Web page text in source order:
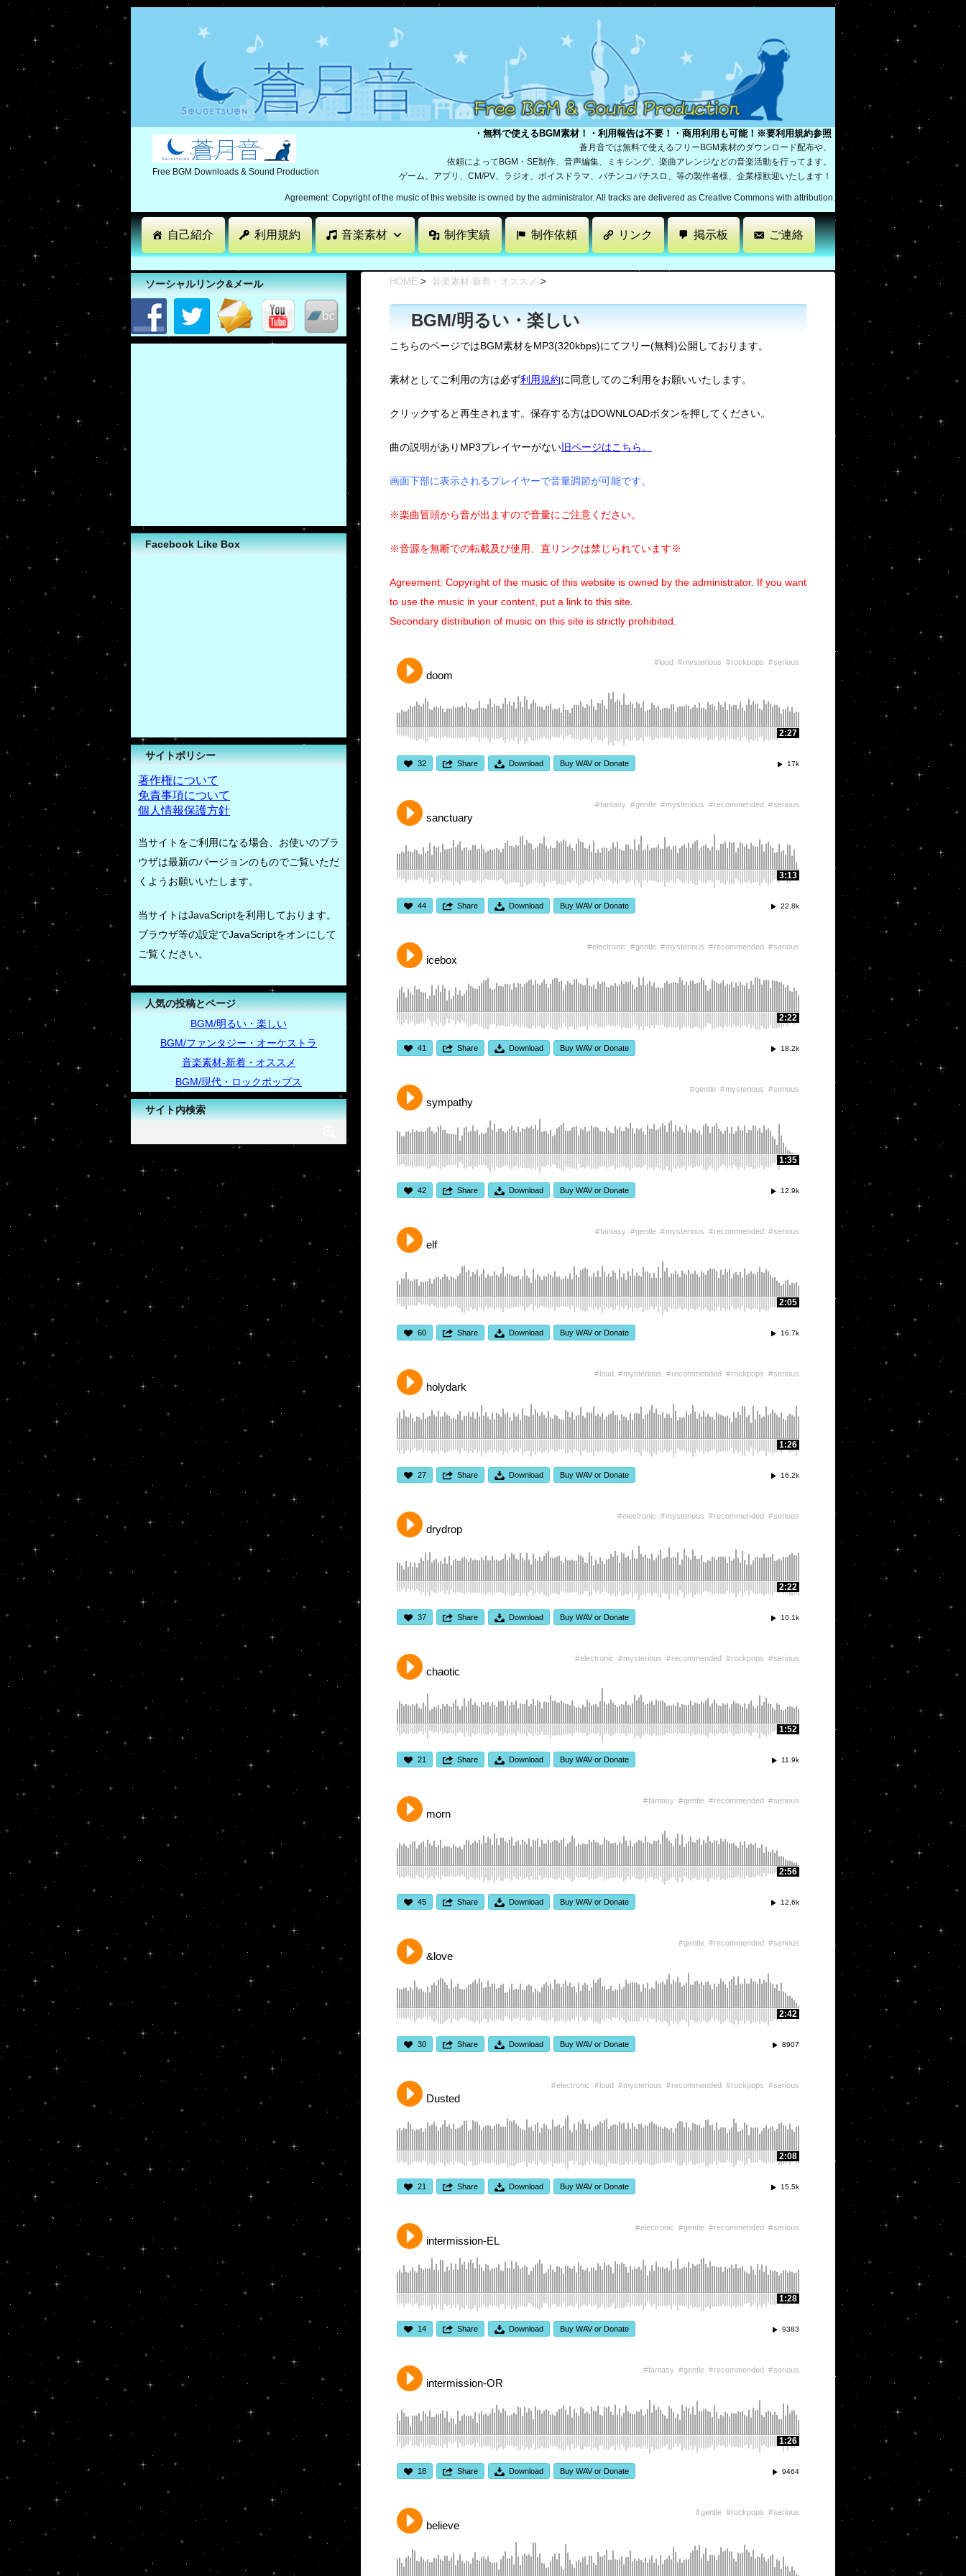
Free BGM Downloads & Sound Production
・無料で使えるBGM素材！・利用報告は不要！・商用利用も可能！※要利用規約参照
蒼月音では無料で使えるフリーBGM素材のダウンロード配布や、
依頼によってBGM・SE制作、音声編集、ミキシング、楽曲アレンジなどの音楽活動を行ってます。
ゲーム、アプリ、CM/PV、ラジオ、ボイスドラマ、パチンコパチスロ、等の製作者様、企業様歓迎いたします！
Agreement: Copyright of the music of this website is owned by the administrator. All tracks are delivered as Creative Commons with attribution.
自己紹介 利用規約 音楽素材 制作実績 制作依頼 リンク 掲示板 ご連絡
HOME > 音楽素材-新着・オススメ >
BGM/明るい・楽しい
こちらのページではBGM素材をMP3(320kbps)にてフリー(無料)公開しております。
素材としてご利用の方は必ず利用規約に同意してのご利用をお願いいたします。
クリックすると再生されます。保存する方はDOWNLOADボタンを押してください。
曲の説明がありMP3プレイヤーがない旧ページはこちら。
画面下部に表示されるプレイヤーで音量調節が可能です。
※楽曲冒頭から音が出ますので音量にご注意ください。
※音源を無断での転載及び使用、直リンクは禁じられています※
Agreement: Copyright of the music of this website is owned by the administrator. If you want
to use the music in your content, put a link to this site.
Secondary distribution of music on this site is strictly prohibited.
doom
loud mysterious rockpops serious
2:27
17k
32 Share Download Buy WAV or Donate
sanctuary
fantasy gentle mysterious recommended serious
3:13
22.8k
44 Share Download Buy WAV or Donate
icebox
electronic gentle mysterious recommended serious
2:22
18.2k
41 Share Download Buy WAV or Donate
sympathy
gentle mysterious serious
1:35
12.9k
42 Share Download Buy WAV or Donate
elf
fantasy gentle mysterious recommended serious
2:05
16.7k
60 Share Download Buy WAV or Donate
holydark
loud mysterious recommended rockpops serious
1:26
16.2k
27 Share Download Buy WAV or Donate
drydrop
electronic mysterious recommended serious
2:22
10.1k
37 Share Download Buy WAV or Donate
chaotic
electronic mysterious recommended rockpops serious
1:52
11.9k
21 Share Download Buy WAV or Donate
morn
fantasy gentle recommended serious
2:56
12.6k
45 Share Download Buy WAV or Donate
&love
gentle recommended serious
2:42
8907
30 Share Download Buy WAV or Donate
Dusted
electronic loud mysterious recommended rockpops serious
2:08
15.5k
21 Share Download Buy WAV or Donate
intermission-EL
electronic gentle recommended serious
1:28
9383
14 Share Download Buy WAV or Donate
intermission-OR
fantasy gentle recommended serious
1:26
9464
18 Share Download Buy WAV or Donate
believe
gentle rockpops serious
ソーシャルリンク&メール
Facebook Like Box
サイトポリシー
著作権について
免責事項について
個人情報保護方針
当サイトをご利用になる場合、お使いのブラ
ウザは最新のバージョンのものでご覧いただ
くようお願いいたします。
当サイトはJavaScriptを利用しております。
ブラウザ等の設定でJavaScriptをオンにして
ご覧ください。
人気の投稿とページ
BGM/明るい・楽しい
BGM/ファンタジー・オーケストラ
音楽素材-新着・オススメ
BGM/現代・ロックポップス
サイト内検索